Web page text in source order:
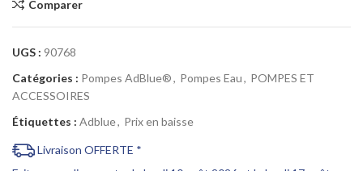
Comparer
UGS : 90768
Catégories : Pompes AdBlue®, Pompes Eau, POMPES ET
ACCESSOIRES
Étiquettes : Adblue, Prix en baisse
Livraison OFFERTE *